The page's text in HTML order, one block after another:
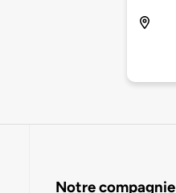
Notre compagnie